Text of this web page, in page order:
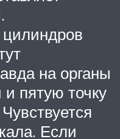
на органы
и пятую точку
Если